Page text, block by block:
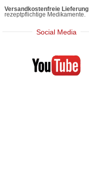
Versandkostenfreie Lieferung
rezeptpflichtige Medikamente.
Social Media
Mediherz